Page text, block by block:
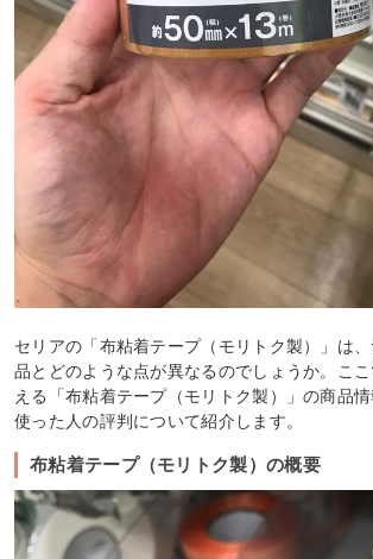
セリアの「布粘着テープ（モリトク製）」は
品とどのような点が異なるのでしょうか。こ
える「布粘着テープ（モリトク製）」の商品情
使った人の評判について紹介します。
布粘着テープ（モリトク製）の概要